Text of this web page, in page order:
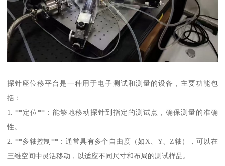
探针座位移平台是一种用于电子测试和测量的设备，主要功能包
括：
1. **定位**：能够地移动探针到指定的测试点，确保测量的准确
性。
2. **多轴控制**：通常具有多个自由度（如X、Y、Z轴），可以在
三维空间中灵活移动，以适应不同尺寸和布局的测试样品。